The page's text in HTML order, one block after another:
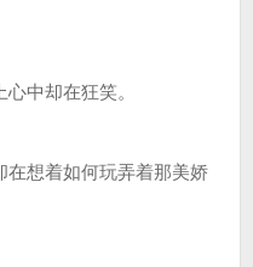
中却在狂笑。
想着如何玩弄着那美娇